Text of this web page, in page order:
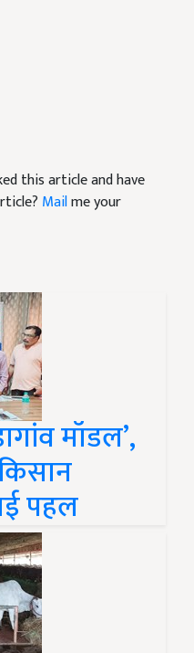
this article and have
Mailme your
मॉडल’,
पहल